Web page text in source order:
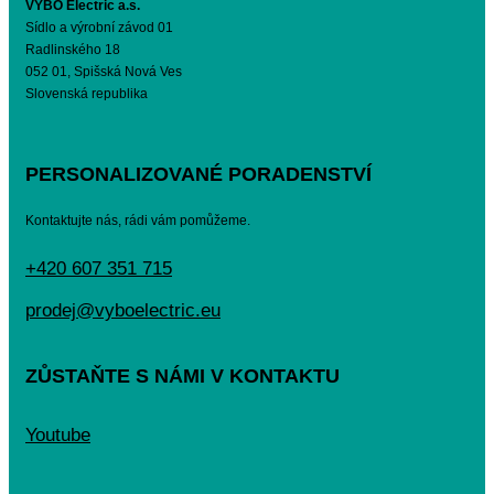
VYBO Electric a.s.
Sídlo a výrobní závod 01
Radlinského 18
052 01, Spišská Nová Ves
Slovenská republika
PERSONALIZOVANÉ PORADENSTVÍ
Kontaktujte nás, rádi vám pomůžeme.
+420 607 351 715
prodej@vyboelectric.eu
ZŮSTAŇTE S NÁMI V KONTAKTU
Youtube